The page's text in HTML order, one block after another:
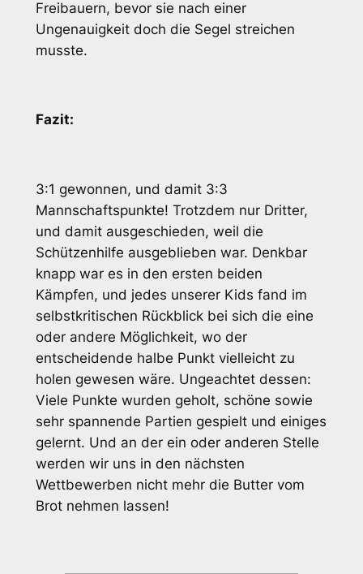
Freibauern, bevor sie nach einer
Ungenauigkeit doch die Segel streichen
musste.
Fazit:
3:1 gewonnen, und damit 3:3
Mannschaftspunkte! Trotzdem nur Dritter,
und damit ausgeschieden, weil die
Schützenhilfe ausgeblieben war. Denkbar
knapp war es in den ersten beiden
Kämpfen, und jedes unserer Kids fand im
selbstkritischen Rückblick bei sich die eine
oder andere Möglichkeit, wo der
entscheidende halbe Punkt vielleicht zu
holen gewesen wäre. Ungeachtet dessen:
Viele Punkte wurden geholt, schöne sowie
sehr spannende Partien gespielt und einiges
gelernt. Und an der ein oder anderen Stelle
werden wir uns in den nächsten
Wettbewerben nicht mehr die Butter vom
Brot nehmen lassen!